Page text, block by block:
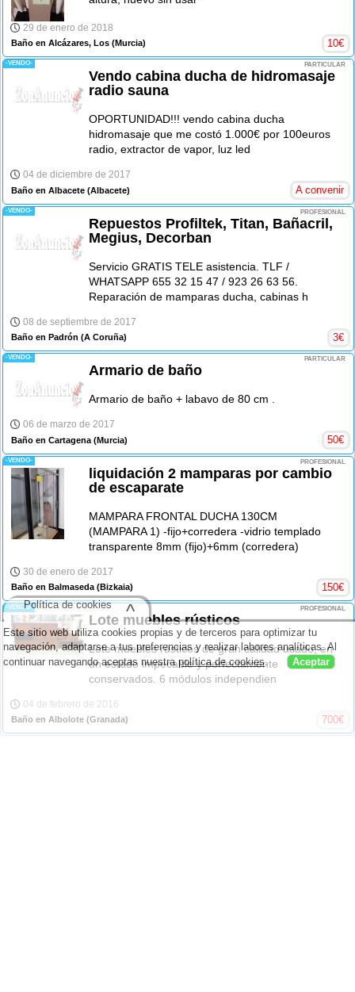
29 de enero de 2018
Baño en Alcázares, Los (Murcia) 10€
-VENDO- PARTICULAR
Vendo cabina ducha de hidromasaje
radio sauna
OPORTUNIDAD!!! vendo cabina ducha
hidromasaje que me costó 1.000€ por 100euros
radio, extractor de vapor, luz led
04 de diciembre de 2017
Baño en Albacete (Albacete) A convenir
-VENDO- PROFESIONAL
Repuestos Profiltek, Titan, Bañacril,
Megius, Decorban
Servicio GRATIS TELE asistencia. TLF /
WHATSAPP 655 32 15 47 / 923 26 63 56.
Reparación de mamparas ducha, cabinas h
08 de septiembre de 2017
Baño en Padrón (A Coruña) 3€
-VENDO- PARTICULAR
Armario de baño
Armario de baño + labavo de 80 cm .
06 de marzo de 2017
Baño en Cartagena (Murcia) 50€
-VENDO- PROFESIONAL
liquidación 2 mamparas por cambio
de escaparate
MAMPARA FRONTAL DUCHA 130CM
(MAMPARA 1) -fijo+corredera -vidrio templado
transparente 8mm (fijo)+6mm (corredera)
30 de enero de 2017
Baño en Balmaseda (Bizkaia) 150€
-VENDO- PROFESIONAL
Lote muebles rústicos
Lote muebles rústicos de gran calidad usado, en
un estado impecable y perfectamente
conservados. 6 módulos independien
04 de febrero de 2016
Baño en Albolote (Granada) 700€
Este sitio web utiliza cookies propias y de terceros para optimizar tu
navegación, adaptarse a tus preferencias y realizar labores analíticas. Al
continuar navegando aceptas nuestrapolítica de cookies. Aceptar
Política de cookies ^